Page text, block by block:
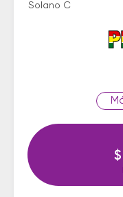
Solano C
$